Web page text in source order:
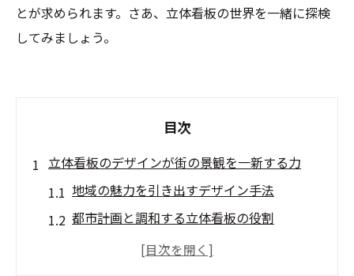
とが求められます。さあ、立体看板の世界を一緒に探検
してみましょう。
目次
立体看板のデザインが街の景観を一新する力
地域の魅力を引き出すデザイン手法
都市計画と調和する立体看板の役割
立体看板によるブランドイメージの確立